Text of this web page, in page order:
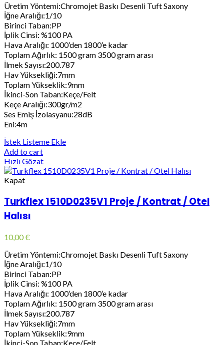
Üretim Yöntemi:Chromojet Baskı Desenli Tuft Saxony
İğne Aralığı:1/10
Birinci Taban:PP
İplik Cinsi: %100 PA
Hava Aralığı: 1000’den 1800’e kadar
Toplam Ağırlık: 1500 gram 3500 gram arası
İlmek Sayısı:200.787
Hav Yüksekliği:7mm
Toplam Yükseklik:9mm
İkinci-Son Taban:Keçe/Felt
Keçe Aralığı:300gr/m2
Ses Emiş İzolasyanu:28dB
Eni:4m
İstek Listeme Ekle
Add to cart
Hızlı Gözat
Kapat
Turkflex 1510D0235V1 Proje / Kontrat / Otel
Halısı
10,00€
Üretim Yöntemi:Chromojet Baskı Desenli Tuft Saxony
İğne Aralığı:1/10
Birinci Taban:PP
İplik Cinsi: %100 PA
Hava Aralığı: 1000’den 1800’e kadar
Toplam Ağırlık: 1500 gram 3500 gram arası
İlmek Sayısı:200.787
Hav Yüksekliği:7mm
Toplam Yükseklik:9mm
İkinci-Son Taban:Keçe/Felt